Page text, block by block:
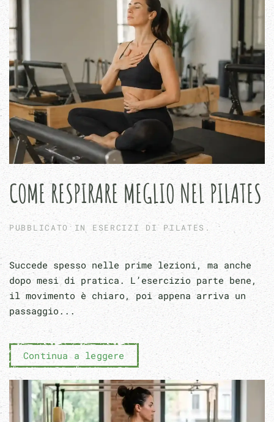
COME RESPIRARE MEGLIO NEL PILATES
PUBBLICATO IN ESERCIZI DI PILATES .
Succede spesso nelle prime lezioni, ma anche
dopo mesi di pratica. L’esercizio parte bene,
il movimento è chiaro, poi appena arriva un
passaggio...
Continua a leggere